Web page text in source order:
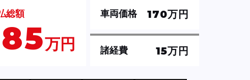
総額
万円 諸経費 15万円
車両価格 170万円